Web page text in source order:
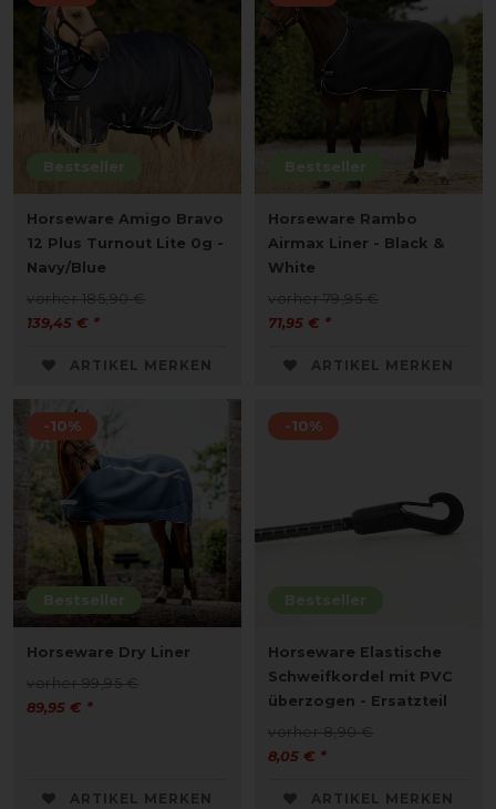
Bestseller
Horseware Amigo Bravo
12 Plus Turnout Lite 0g -
Navy/Blue
vorher 185,90 €
139,45 € *
ARTIKEL MERKEN
Bestseller
Horseware Rambo
Airmax Liner - Black &
White
vorher 79,95 €
71,95 € *
ARTIKEL MERKEN
Bestseller
-10%
Horseware Dry Liner
vorher 99,95 €
89,95 € *
ARTIKEL MERKEN
Bestseller
-10%
Horseware Elastische
Schweifkordel mit PVC
überzogen - Ersatzteil
vorher 8,90 €
8,05 € *
ARTIKEL MERKEN